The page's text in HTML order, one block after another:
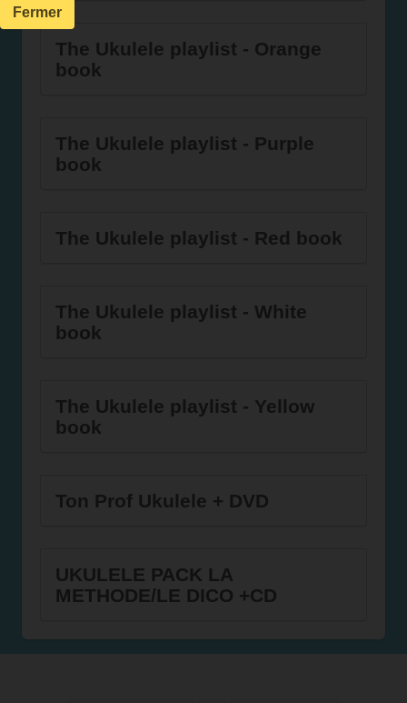
The Ukulele playlist - Orange
book
The Ukulele playlist - Purple
book
The Ukulele playlist - Red book
The Ukulele playlist - White
book
The Ukulele playlist - Yellow
book
Ton Prof Ukulele + DVD
UKULELE PACK LA
METHODE/LE DICO +CD
Fermer